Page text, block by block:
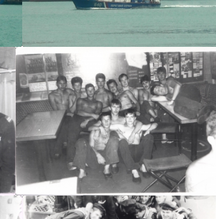
Альберт Т.В.